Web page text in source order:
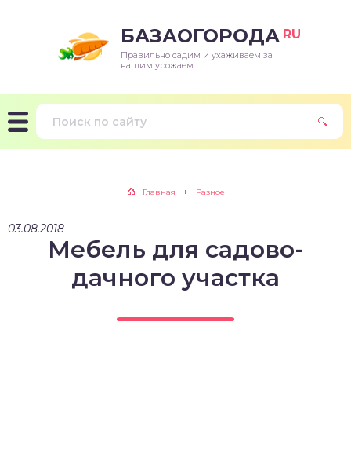
БАЗАОГОРОДА RU
Правильно садим и ухаживаем за
нашим урожаем.
Главная Разное
03.08.2018
Мебель для садово-
дачного участка